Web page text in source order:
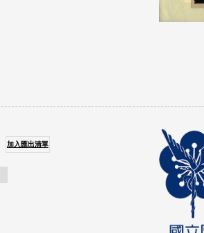
加入匯出清單